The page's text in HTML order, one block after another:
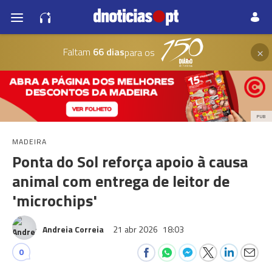
Faltam 66 diaspara os ×
PUB
MADEIRA
Ponta do Sol reforça apoio à causa
animal com entrega de leitor de
'microchips'
Andreia Correia 21 abr 2026 18:03
0